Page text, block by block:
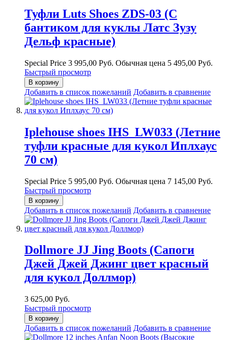
Туфли Luts Shoes ZDS-03 (С
бантиком для куклы Латс Зузу
Дельф красные)
Special Price 3 995,00 Руб. Обычная цена 5 495,00 Руб.
Быстрый просмотр
В корзину
Добавить в список пожеланий Добавить в сравнение
Iplehouse shoes IHS_LW033 (Летние
туфли красные для кукол Иплхаус
70 см)
Special Price 5 995,00 Руб. Обычная цена 7 145,00 Руб.
Быстрый просмотр
В корзину
Добавить в список пожеланий Добавить в сравнение
Dollmore JJ Jing Boots (Сапоги
Джей Джей Джинг цвет красный
для кукол Доллмор)
3 625,00 Руб.
Быстрый просмотр
В корзину
Добавить в список пожеланий Добавить в сравнение